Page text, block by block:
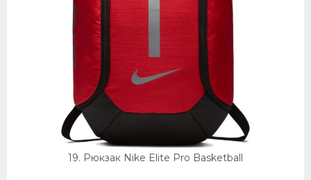
19. Рюкзак Nike Elite Pro Basketball